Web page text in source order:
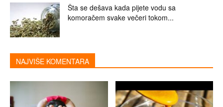
Šta se dešava kada pijete vodu sa
komoračem svake večeri tokom...
NAJVIŠE KOMENTARA